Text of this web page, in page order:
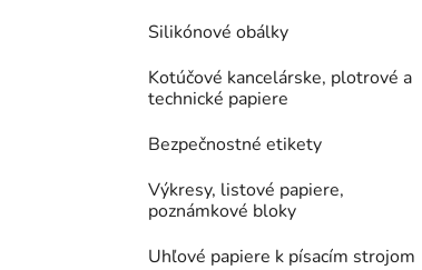
Silikónové obálky
Kotúčové kancelárske, plotrové a
technické papiere
Bezpečnostné etikety
Výkresy, listové papiere,
poznámkové bloky
Uhľové papiere k písacím strojom